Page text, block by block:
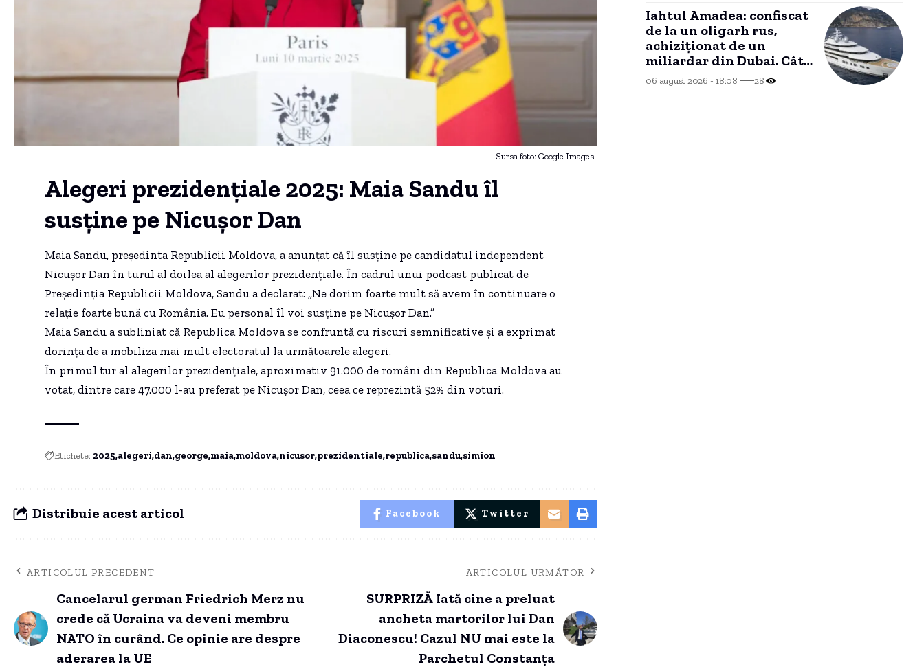
Sursa foto: Google Images
Alegeri prezidențiale 2025: Maia Sandu îl
susține pe Nicușor Dan
Maia Sandu, președinta Republicii Moldova, a anunțat că îl susține pe candidatul independent
Nicușor Dan în turul al doilea al alegerilor prezidențiale. În cadrul unui podcast publicat de
Președinția Republicii Moldova, Sandu a declarat: „Ne dorim foarte mult să avem în continuare o
relație foarte bună cu România. Eu personal îl voi susține pe Nicușor Dan.”
Maia Sandu a subliniat că Republica Moldova se confruntă cu riscuri semnificative și a exprimat
dorința de a mobiliza mai mult electoratul la următoarele alegeri.
În primul tur al alegerilor prezidențiale, aproximativ 91.000 de români din Republica Moldova au
votat, dintre care 47.000 l-au preferat pe Nicușor Dan, ceea ce reprezintă 52% din voturi.
Etichete: 2025 alegeri dan george maiamoldovanicusorprezidentiale republicasandusimion
Distribuie acest articol Facebook Twitter
ARTICOLUL PRECEDENT
Cancelarul german Friedrich Merz nu
crede că Ucraina va deveni membru
NATO în curând. Ce opinie are despre
aderarea la UE
ARTICOLUL URMĂTOR
SURPRIZĂ Iată cine a preluat
ancheta martorilor lui Dan
Diaconescu! Cazul NU mai este la
Parchetul Constanța
Iahtul Amadea: confiscat
de la un oligarh rus,
achiziționat de un
miliardar din Dubai. Cât
a plătit și ce
intenționează să facă cu
06 august 2026 - 18:08 28